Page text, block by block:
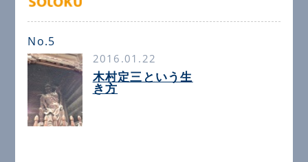
No.5
2016.01.22
木村定三という生
き方